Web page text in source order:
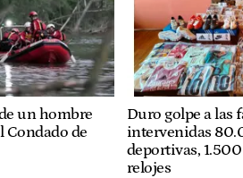
un hombre
Condado de
Duro golpe a las
intervenidas
deportivas,
relojes